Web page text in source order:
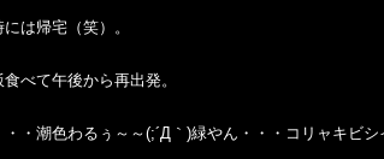
には帰宅（笑）。
べて午後から再出発。
・・潮色わるぅ～～(;´Д｀)緑やん・・・コリャキビシ